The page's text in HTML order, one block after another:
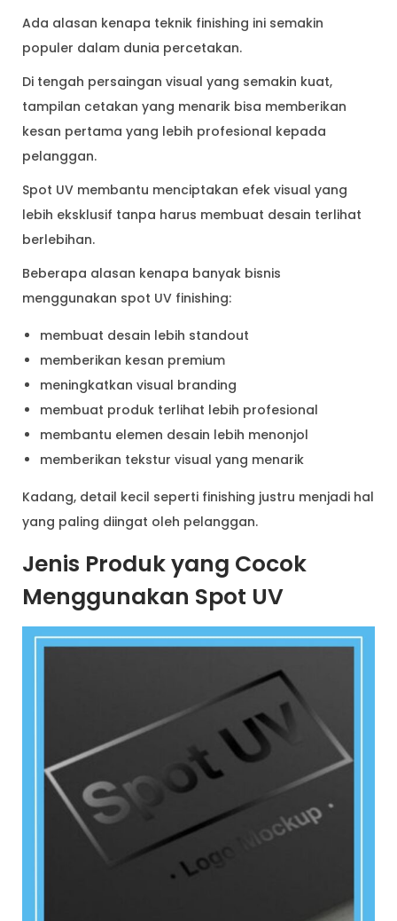
Ada alasan kenapa teknik finishing ini semakin
populer dalam dunia percetakan.
Di tengah persaingan visual yang semakin kuat,
tampilan cetakan yang menarik bisa memberikan
kesan pertama yang lebih profesional kepada
pelanggan.
Spot UV membantu menciptakan efek visual yang
lebih eksklusif tanpa harus membuat desain terlihat
berlebihan.
Beberapa alasan kenapa banyak bisnis
menggunakan spot UV finishing:
membuat desain lebih standout
memberikan kesan premium
meningkatkan visual branding
membuat produk terlihat lebih profesional
membantu elemen desain lebih menonjol
memberikan tekstur visual yang menarik
Kadang, detail kecil seperti finishing justru menjadi hal
yang paling diingat oleh pelanggan.
Jenis Produk yang Cocok
Menggunakan Spot UV